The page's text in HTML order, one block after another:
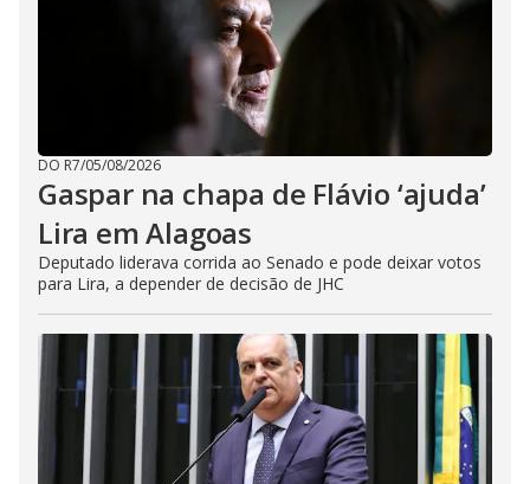
DO R7/05/08/2026
Gaspar na chapa de Flávio ‘ajuda’
Lira em Alagoas
Deputado liderava corrida ao Senado e pode deixar votos
para Lira, a depender de decisão de JHC